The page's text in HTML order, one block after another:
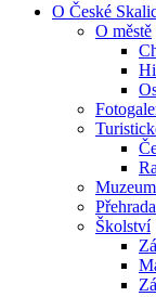
O České
O městě
Školství